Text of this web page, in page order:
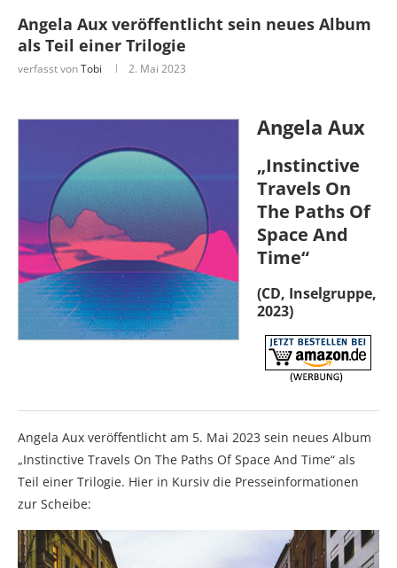
Angela Aux veröffentlicht sein neues Album
als Teil einer Trilogie
verfasst vonTobi 2. Mai 2023
Angela Aux
„Instinctive
Travels On
The Paths Of
Space And
Time“
(CD, Inselgruppe,
2023)
Angela Aux veröffentlicht am 5. Mai 2023 sein neues Album
„Instinctive Travels On The Paths Of Space And Time“ als
Teil einer Trilogie. Hier in Kursiv die Presseinformationen
zur Scheibe: